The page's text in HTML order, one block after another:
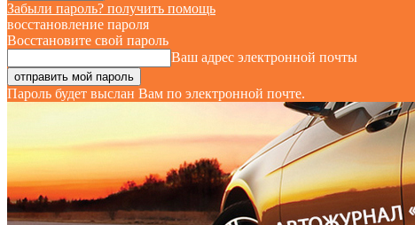
Забыли пароль? получить помощь
восстановление пароля
Восстановите свой пароль
Ваш адрес электронной почты
Пароль будет выслан Вам по электронной почте.